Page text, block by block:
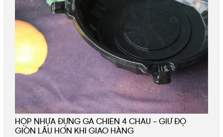
HỘP NHỰA ĐỰNG GÀ CHIÊN 4 CHẤU – GIỮ ĐỘ
GIÒN LÂU HƠN KHI GIAO HÀNG